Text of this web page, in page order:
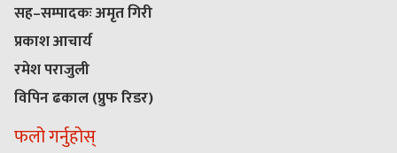
सह–सम्पादकः अमृत गिरी
प्रकाश आचार्य
रमेश पराजुली
विपिन ढकाल (प्रुफ रिडर)
फलो गर्नुहोस्